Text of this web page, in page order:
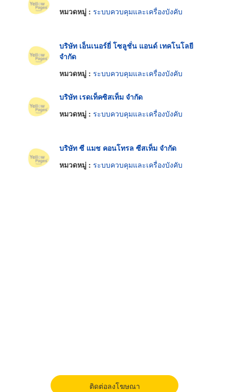
หมวดหมู่ : ระบบควบคุมและเครื่องบังคับ
บริษัท เอ็นเนอร์ยี่ โซลูชั่น แอนด์ เทคโนโลยี
จำกัด
หมวดหมู่ : ระบบควบคุมและเครื่องบังคับ
บริษัท เรดเท็คซิสเท็ม จำกัด
หมวดหมู่ : ระบบควบคุมและเครื่องบังคับ
บริษัท ซี แมช คอนโทรล ซีสเท็ม จำกัด
หมวดหมู่ : ระบบควบคุมและเครื่องบังคับ
ติดต่อลงโฆษณา